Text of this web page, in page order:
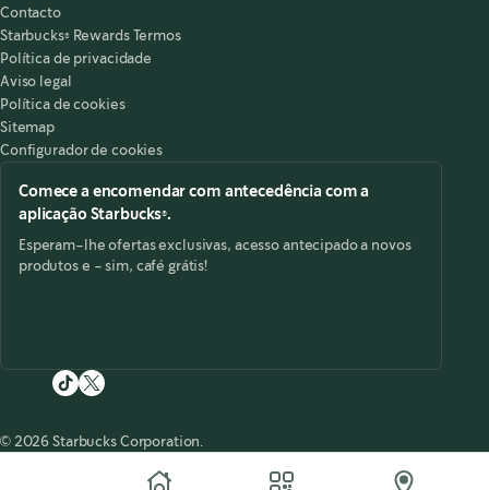
Contacto
Starbucks® Rewards Termos
Política de privacidade
Aviso legal
Política de cookies
Sitemap
Configurador de cookies
Comece a encomendar com antecedência com a
aplicação Starbucks®.
Esperam-lhe ofertas exclusivas, acesso antecipado a novos
produtos e - sim, café grátis!
© 2026 Starbucks Corporation.